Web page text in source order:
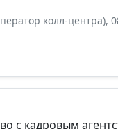
колл-центра),
с кадровым